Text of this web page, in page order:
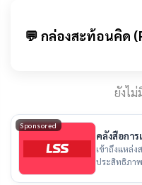
💬 กล่องสะท้อนคิด
ยังไ
Sponsored
คลังสื่อกา
ไทย
เข้าถึงแหล่ง
ประสิทธิภา